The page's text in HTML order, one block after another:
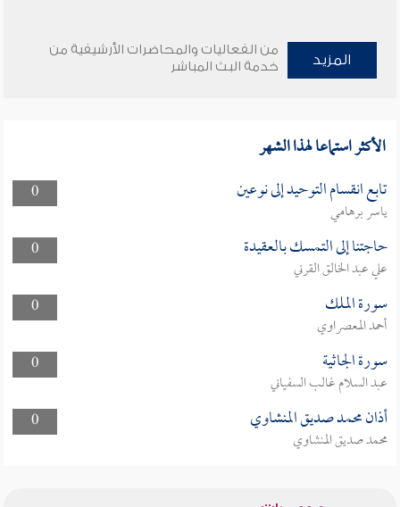
المزيد
من الفعاليات والمحاضرات الأرشيفية من
خدمة البث المباشر
الأكثر استماعا لهذا الشهر
0 تابع انقسام التوحيد إلى نوعين
ياسر برهامي
0
حاجتنا إلى التمسك بالعقيدة
علي عبد الخالق القرني
0
سورة الملك
أحمد المعصراوي
0
سورة الجاثية
عبد السلام غالب السفياني
0
أذان محمد صديق المنشاوي
محمد صديق المنشاوي